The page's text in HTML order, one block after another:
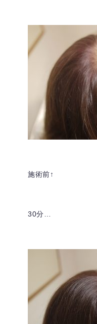
施術前↑
30分…